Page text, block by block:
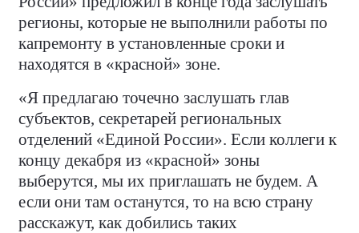
регионы, которые не выполнили работы по
капремонту в установленные сроки и
находятся в «красной» зоне.
«Я предлагаю точечно заслушать глав
субъектов, секретарей региональных
отделений «Единой России». Если коллеги к
концу декабря из «красной» зоны
выберутся, мы их приглашать не будем. А
если они там останутся, то на всю страну
расскажут, как добились таких